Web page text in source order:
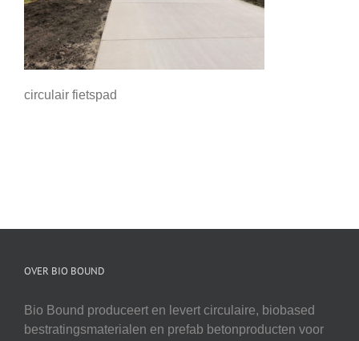
circulair fietspad
OVER BIO BOUND
Bio Bound produceert en levert circulaire, biobased
bestratingsmaterialen en prefab betonproducten voor